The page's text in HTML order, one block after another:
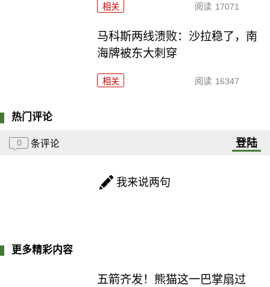
相关 阅读 17071
马科斯两线溃败：沙拉稳了，南
海牌被东大刺穿
相关 阅读 16347
热门评论
0 条评论 登陆
我来说两句
更多精彩内容
五箭齐发！熊猫这一巴掌扇过